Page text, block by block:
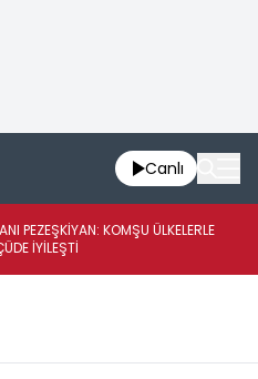
Canlı
PEZEŞKİYAN: KOMŞU ÜLKELERLE
İYİLEŞTİ